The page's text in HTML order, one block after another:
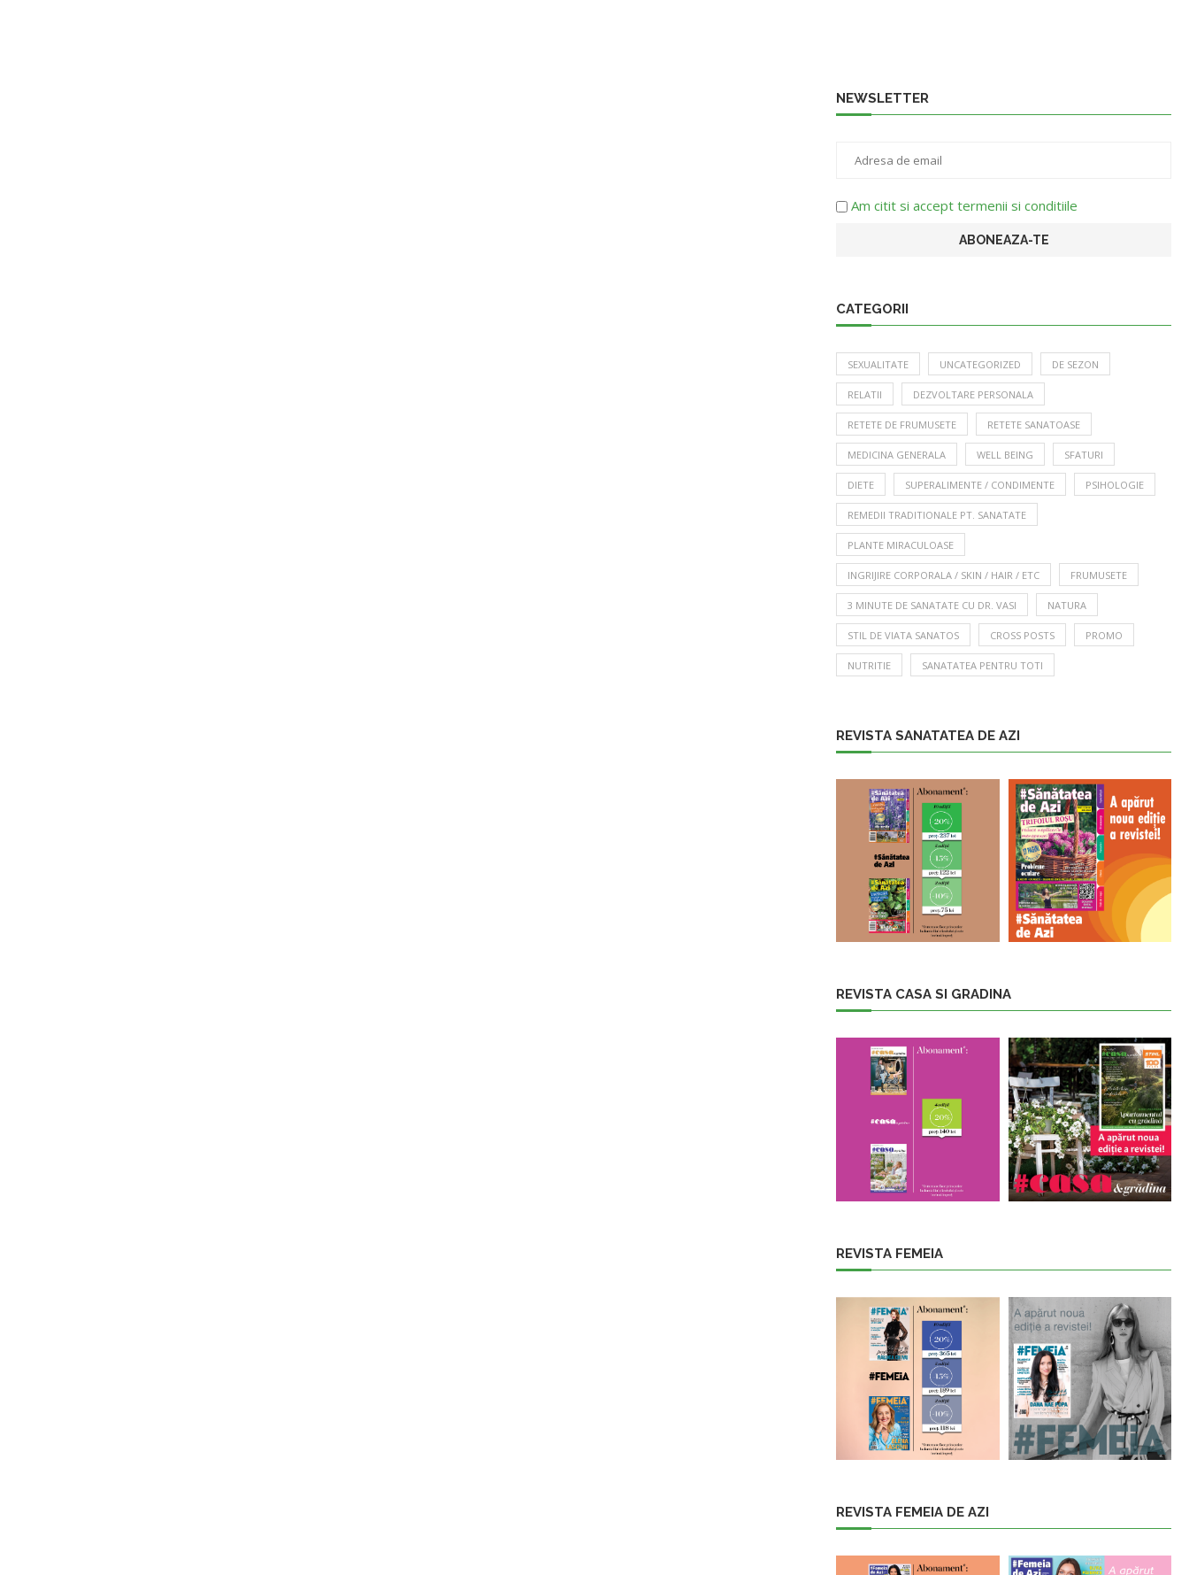
NEWSLETTER
Am citit si accept termenii si conditiile
CATEGORII
SEXUALITATE UNCATEGORIZED DE SEZON
RELATII DEZVOLTARE PERSONALA
RETETE DE FRUMUSETE RETETE SANATOASE
MEDICINA GENERALA WELL BEING SFATURI
DIETE SUPERALIMENTE / CONDIMENTE PSIHOLOGIE
REMEDII TRADITIONALE PT. SANATATE
PLANTE MIRACULOASE
INGRIJIRE CORPORALA / SKIN / HAIR / ETC FRUMUSETE
3 MINUTE DE SANATATE CU DR. VASI NATURA
STIL DE VIATA SANATOS CROSS POSTS PROMO
NUTRITIE SANATATEA PENTRU TOTI
REVISTA SANATATEA DE AZI
REVISTA CASA SI GRADINA
REVISTA FEMEIA
REVISTA FEMEIA DE AZI